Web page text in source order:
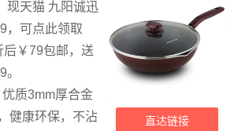
直达链接
现天猫 九阳诚迅
，可点此领取
后￥79包邮，送
。
质3mm厚合金
健康环保，不沾